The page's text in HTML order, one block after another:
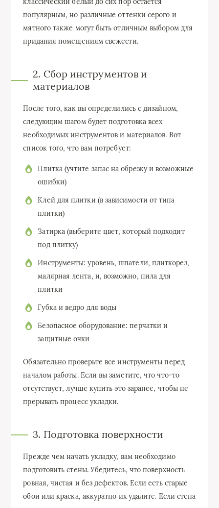
популярным, но различные оттенки серого и
мятного также могут быть отличным выбором для
придания помещениям свежести.
2. Сбор инструментов и
материалов
После того, как вы определились с дизайном,
следующим шагом будет подготовка всех
необходимых инструментов и материалов. Вот
список того, что вам потребует:
Плитка (учтите запас на обрезку и возможные
ошибки)
Клей для плитки (в зависимости от типа
плитки)
Затирка (выберите цвет, который подходит
под плитку)
Инструменты: уровень, шпатели, плиткорез,
малярная лента, и, возможно, пила для
плитки
Губка и ведро для воды
Безопасное оборудование: перчатки и
защитные очки
Обязательно проверьте все инструменты перед
началом работы. Если вы заметите, что что-то
отсутствует, лучше купить это заранее, чтобы не
прерывать процесс укладки.
3. Подготовка поверхности
Прежде чем начать укладку, вам необходимо
подготовить стены. Убедитесь, что поверхность
ровная, чистая и без дефектов. Если есть старые
обои или краска, аккуратно их удалите. Если стена